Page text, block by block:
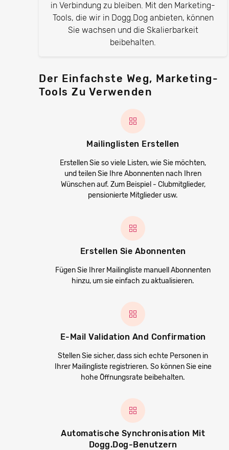
in Verbindung zu bleiben. Mit den Marketing-
Tools, die wir in Dogg.Dog anbieten, können
Sie wachsen und die Skalierbarkeit
beibehalten.
Der Einfachste Weg, Marketing-
Tools Zu Verwenden
Mailinglisten Erstellen
Erstellen Sie so viele Listen, wie Sie möchten,
und teilen Sie Ihre Abonnenten nach Ihren
Wünschen auf. Zum Beispiel - Clubmitglieder,
pensionierte Mitglieder usw.
Erstellen Sie Abonnenten
Fügen Sie Ihrer Mailingliste manuell Abonnenten
hinzu, um sie einfach zu aktualisieren.
E-Mail Validation And Confirmation
Stellen Sie sicher, dass sich echte Personen in
Ihrer Mailingliste registrieren. So können Sie eine
hohe Öffnungsrate beibehalten.
Automatische Synchronisation Mit
Dogg.Dog-Benutzern